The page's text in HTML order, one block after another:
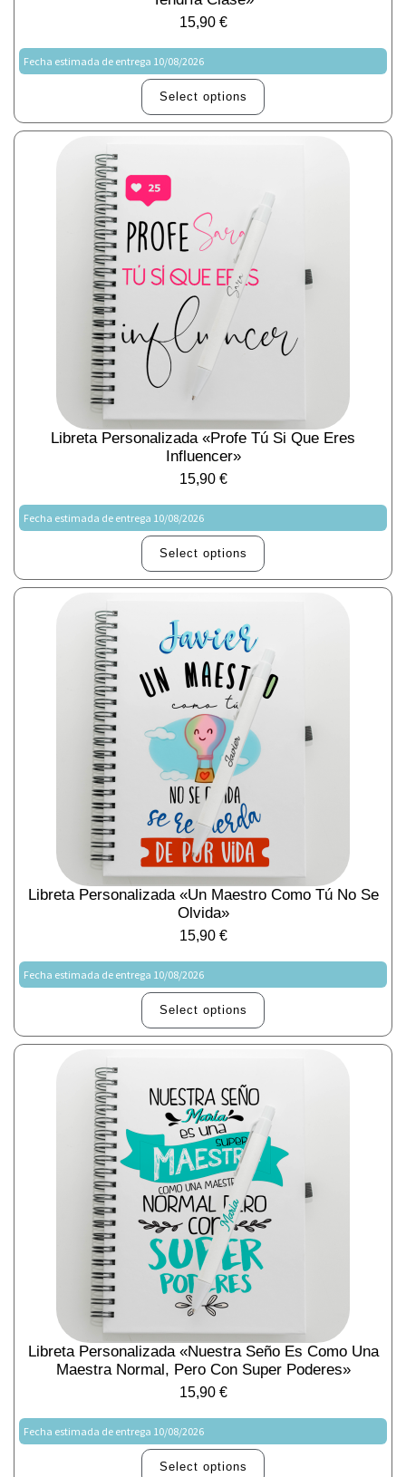
15,90 €
Fecha estimada de entrega 10/08/2026
Select options
Libreta Personalizada «Profe Tú Si Que Eres
Influencer»
15,90 €
Fecha estimada de entrega 10/08/2026
Select options
Libreta Personalizada «Un Maestro Como Tú No Se
Olvida»
15,90 €
Fecha estimada de entrega 10/08/2026
Select options
Libreta Personalizada «Nuestra Seño Es Como Una
Maestra Normal, Pero Con Super Poderes»
15,90 €
Fecha estimada de entrega 10/08/2026
Select options